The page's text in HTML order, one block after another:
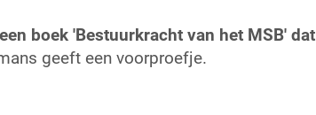
boek 'Bestuurkracht van het MSB' dat
geeft een voorproefje.